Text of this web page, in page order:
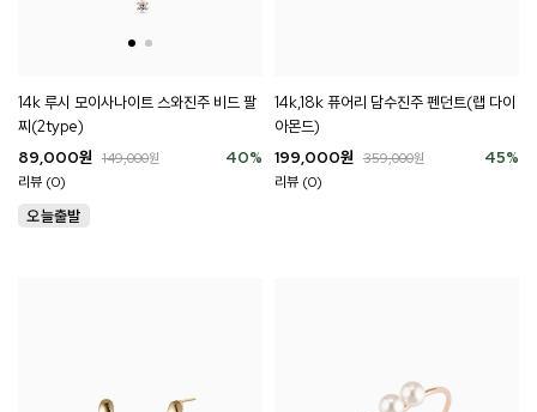
14k 루시 모이사나이트 스와진주 비드 팔
찌(2type)
40%
89,000원 149,000원
리뷰 (0)
14k,18k 퓨어리 담수진주 펜던트(랩 다이
아몬드)
45%
199,000원 359,000원
리뷰 (0)